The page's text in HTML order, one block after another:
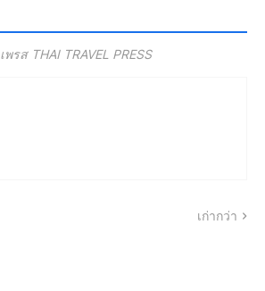
รส THAI TRAVEL PRESS
เก่ากว่า